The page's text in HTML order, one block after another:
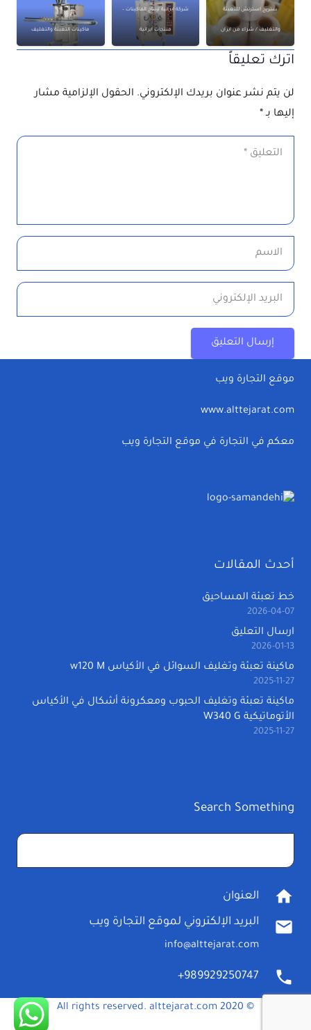
ستريج استرتش للتعبئة
والتغليف / شراء من ايران
شركة ايرانية لإنتاج الماكينات –
منتجات ايرانية ماكينات التعبئة والتغليف
اترك تعليقاً
لن يتم نشر عنوان بريدك الإلكتروني. الحقول الإلزامية مشار
إليها بـ*
إرسال التعليق
موقع التجارة ويب
www.alttejarat.com
معكم في التجارة في موقع التجارة ويب
أحدث المقالات
خط تعبئة المساحيق
2026-04-07
ارسال التعليق
2026-01-13
ماكينة تعبئة وتغليف السوائل في الأكياس w120 M
2025-11-27
ماكينة تعبئة وتغليف الحبوب ومعكرونة أشكال في الأكياس
الأتوماتيكية W340 G
2025-11-27
Search Something
عن:
home العنوان
mail البريد الإلكتروني لموقع التجارة ويب
info@alttejarat.com
phone
989929250747+
© 2020 All rights reserved. alttejarat.com